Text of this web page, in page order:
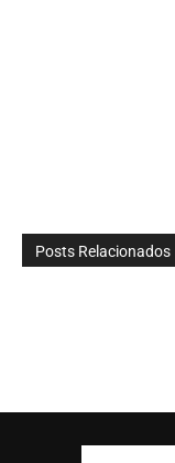
Posts Relacionados